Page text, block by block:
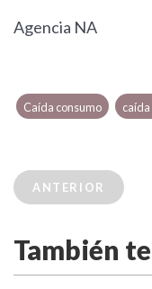
Agencia NA
Caída consumo
ANTERIOR
También